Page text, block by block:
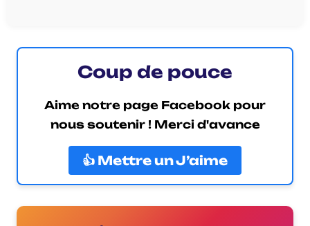
Coup de pouce
Aime notre page Facebook pour
nous soutenir ! Merci d'avance
👍 Mettre un J’aime